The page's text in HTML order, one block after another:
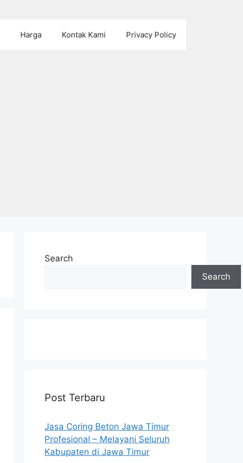
Harga Kontak Kami Privacy Policy
Search
Search
Post Terbaru
Jasa Coring Beton Jawa Timur
Profesional – Melayani Seluruh
Kabupaten di Jawa Timur